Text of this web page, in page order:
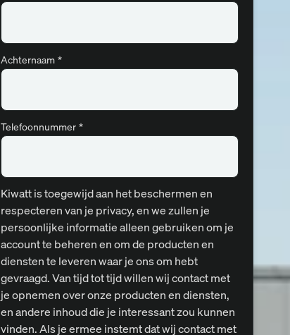
Achternaam *
Telefoonnummer *
Kiwatt is toegewijd aan het beschermen en
respecteren van je privacy, en we zullen je
persoonlijke informatie alleen gebruiken om je
account te beheren en om de producten en
diensten te leveren waar je ons om hebt
gevraagd. Van tijd tot tijd willen wij contact met
je opnemen over onze producten en diensten,
en andere inhoud die je interessant zou kunnen
vinden. Als je ermee instemt dat wij contact met